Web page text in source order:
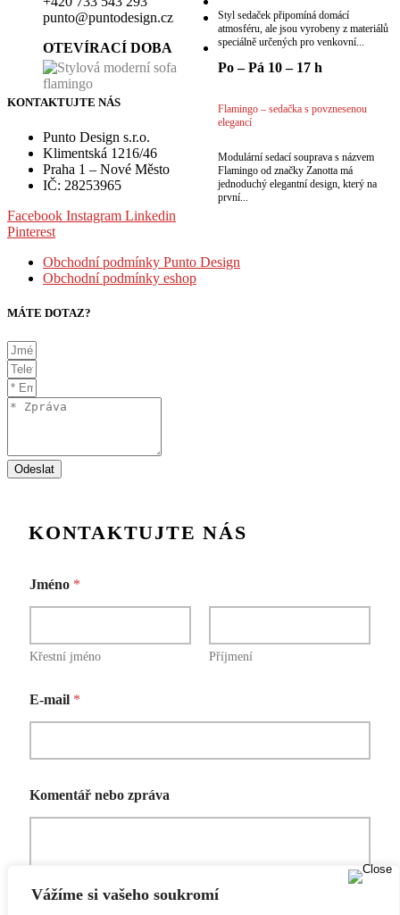
Vážíme si vašeho soukromí
Styl sedaček připomíná domácí
atmosféru, ale jsou vyrobeny z materiálů
speciálně určených pro venkovní...
Flamingo – sedačka s povznesenou
elegancí
Modulární sedací souprava s názvem
Flamingo od značky Zanotta má
jednoduchý elegantní design, který na
první...
punto@puntodesign.cz
OTEVÍRACÍ DOBA
Po – Pá 10 – 17 h
KONTAKTUJTE NÁS
Punto Design s.r.o.
Klimentská 1216/46
Praha 1 – Nové Město
IČ: 28253965
Facebook Instagram Linkedin
Pinterest
Obchodní podmínky Punto Design
Obchodní podmínky eshop
MÁTE DOTAZ?
Odeslat
Jméno *
Křestní jméno Příjmení
p
r
J
m
é
o
E-mail *
Komentář nebo zpráva